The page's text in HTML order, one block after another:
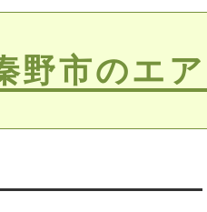
野市のエ